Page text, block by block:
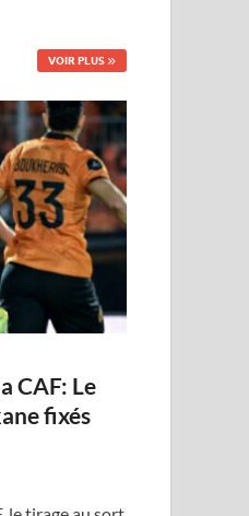
VOIR PLUS
CAF: Le
fixés